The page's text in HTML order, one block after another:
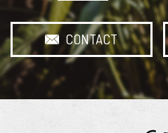
CONTACT